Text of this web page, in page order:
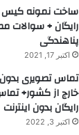
ساخت نمونه کیس
رایگان + سوالات
پناهندگی
اکتبر 17, 2021
تماس تصویری بدون
خارج از کشور+
رایگان بدون اینترنت
اکتبر 3, 2022